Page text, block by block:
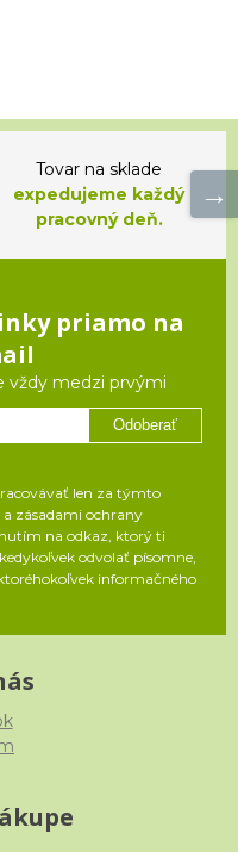
Tovar na sklade
expedujeme každý
pracovný deň.
priamo na
vždy medzi prvými
Odoberať
len za týmto
zásadami ochrany
na odkaz, ktorý ti
odvolať písomne,
informačného